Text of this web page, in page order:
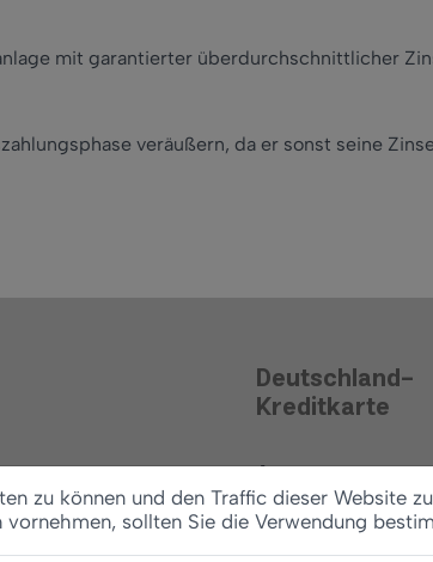
mit garantierter überdurchschnittlicher
veräußern, da er sonst seine
Deutschland-
Kreditkarte
Antrag
Konditionen
Vertrag widerrufen
zu können und den Traffic dieser Website
vornehmen, sollten Sie die Verwendung